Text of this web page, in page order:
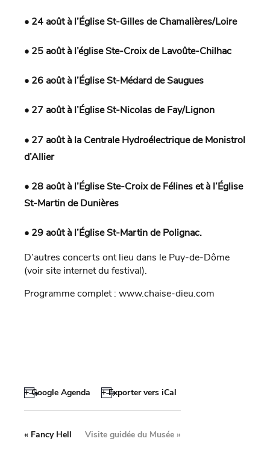
• 24 août à l’Église St-Gilles de Chamalières/Loire
• 25 août à l’église Ste-Croix de Lavoûte-Chilhac
• 26 août à l’Église St-Médard de Saugues
• 27 août à l’Église St-Nicolas de Fay/Lignon
• 27 août à la Centrale Hydroélectrique de Monistrol
d’Allier
• 28 août à l’Église Ste-Croix de Félines et à l’Église
St-Martin de Dunières
• 29 août à l’Église St-Martin de Polignac.
D’autres concerts ont lieu dans le Puy-de-Dôme
(voir site internet du festival).
Programme complet : www.chaise-dieu.com
+ Google Agenda + Exporter vers iCal
« Fancy Hell Visite guidée du Musée »